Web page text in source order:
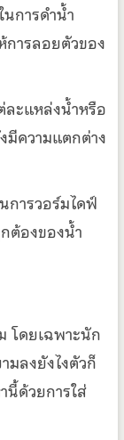
การดำน้ำ
การลอยตัวของ
ะแหล่งน้ำหรือ
ความแตกต่าง
การวอร์มไดฟ์
ต้องของน้ำ
โดยเฉพาะนัก
มลงยังไงตัวก็
ด้วยการใส่